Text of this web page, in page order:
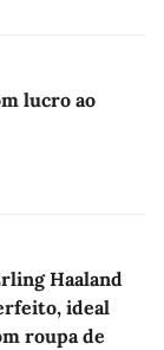
lucro ao
Haaland
ideal
roupa de